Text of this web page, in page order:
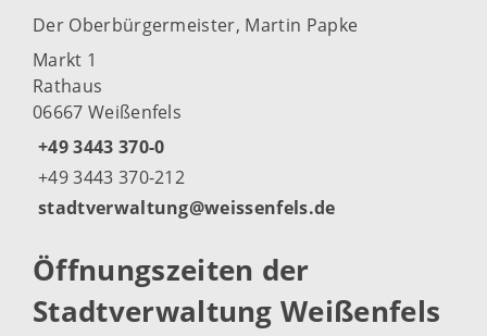
Der Oberbürgermeister, Martin Papke
Markt 1
Rathaus
06667 Weißenfels
+49 3443 370-0
+49 3443 370-212
stadtverwaltung@weissenfels.de
Öffnungszeiten der
Stadtverwaltung Weißenfels